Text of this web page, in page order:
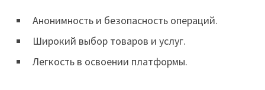
Анонимность и безопасность операций.
Широкий выбор товаров и услуг.
Легкость в освоении платформы.